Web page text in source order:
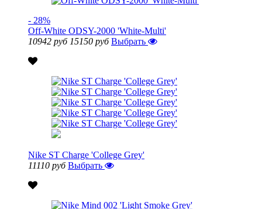
- 28%
Off-White ODSY-2000 'White-Multi'
10942 руб 15150 руб Выбрать
Nike ST Charge 'College Grey'
11110 руб Выбрать